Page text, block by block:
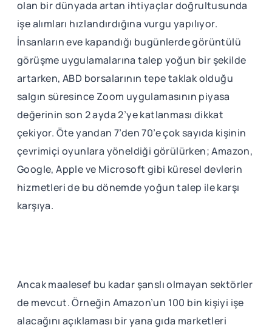
olan bir dünyada artan ihtiyaçlar doğrultusunda
işe alımları hızlandırdığına vurgu yapılıyor.
İnsanların eve kapandığı bugünlerde görüntülü
görüşme uygulamalarına talep yoğun bir şekilde
artarken, ABD borsalarının tepe taklak olduğu
salgın süresince Zoom uygulamasının piyasa
değerinin son 2 ayda 2’ye katlanması dikkat
çekiyor. Öte yandan 7’den 70’e çok sayıda kişinin
çevrimiçi oyunlara yöneldiği görülürken; Amazon,
Google, Apple ve Microsoft gibi küresel devlerin
hizmetleri de bu dönemde yoğun talep ile karşı
karşıya.
Ancak maalesef bu kadar şanslı olmayan sektörler
de mevcut. Örneğin Amazon’un 100 bin kişiyi işe
alacağını açıklaması bir yana gıda marketleri